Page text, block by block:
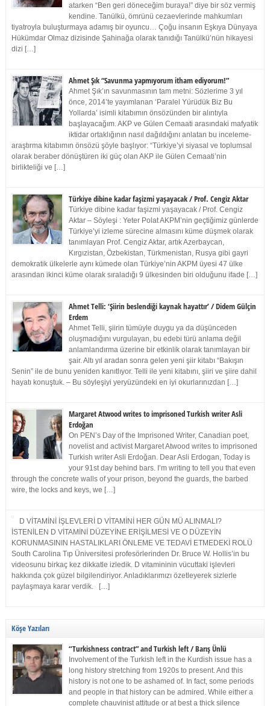
atarken “Ben geri döneceğim buraya!” diye bir söz vermiş
kendine. Tanülkü, ömrünü cezaevlerinde mahkumları
tiyatroyla buluşturmaya adamış bir oyuncu… Çoğu insanın Eşkıya Dünyaya
Hükümdar Olmaz dizisinde Şahinağa olarak tanıdığı Tanülkü’nün hikayesi
dizi […]
Ahmet Şık “Savunma yapmıyorum itham ediyorum!”
Ahmet Şık’ın savunmasının tam metni: Sözlerime 3 yıl
önce, 2014’te yayımlanan ‘Paralel Yürüdük Biz Bu
Yollarda’ isimli kitabımın önsözünden bir alıntıyla
başlayacağım. AKP ve Gülen Cemaati arasındaki mafyatik
iktidar ortaklığının nasıl dağıldığını anlatan bu inceleme-
araştırma kitabımın önsözü şöyle başlıyor: “Türkiye’yi siyasal ve toplumsal
olarak beraber dönüştüren iki güç olan AKP ile Gülen Cemaati’nin
birlikteliği ve […]
Türkiye dibine kadar faşizmi yaşayacak / Prof. Cengiz Aktar
Türkiye dibine kadar faşizmi yaşayacak / Prof. Cengiz
Aktar – Söyleşi : Yeter Polat AKPM’nin geçtiğimiz günlerde
Türkiye’yi izleme sürecine almasını küme düşmek olarak
tanımlayan Prof. Cengiz Aktar, artık Azerbaycan,
Kırgızistan, Özbekistan, Türkmenistan, Rusya gibi gayri
demokratik ülkelerle aynı kümede olan Türkiye’nin AKPM üyesi 47 ülke
arasından ikinci küme olarak sıraladığı 9 ülkesinden biri olduğunu ifade […]
Ahmet Telli: ‘Şiirin beslendiği kaynak hayattır’ / Didem Gülçin
Erdem
Ahmet Telli, şiirin tümüyle duygu ya da düşünceden
oluşmadığını vurgulayan, bu edebi türü anlama değil
anlamlandırma üzerine bir etkinlik olarak tanımlayan bir
şair. Altı yıl aradan sonra gelen yeni şiir kitabı “Bakışın
Senin” ile de bunu yeniden kanıtlıyor. Telli ile yeni kitabını, şiiri ve şiire dahil
hayatı konuştuk. – Bu söyleşiyi yeryüzündeki en iyi okurlarınızdan […]
Margaret Atwood writes to imprisoned Turkish writer Asli
Erdoğan
On PEN’s Day of the Imprisoned Writer, Canadian poet,
novelist and activist Margaret Atwood writes to imprisoned
Turkish writer Asli Erdoğan. Dear Asli Erdogan, Today is
your 91st day behind bars. I’m writing to tell you that even
through the concrete walls of your prison, beyond the guards, the barbed
wire, the locks and keys, we […]
D VİTAMİNİ İŞLEVLERİ D VİTAMİNİ HER GÜN MÜ ALINMALI?
İSTENİLEN D VİTAMİNİ DÜZEYİNE ERİŞİLMESİ VE O DÜZEYİN
KORUNMASININ HASTALIKLARI ÖNLEME VE TEDAVİ ETMEDEKİ ROLÜ
South Carolina Tıp Üniversitesi profesörlerinden Dr. Bruce W. Hollis’in bu
videosunu birkaç kez dikkatle izledik. D vitamininin vücuttaki işlevleri
hakkında çok güzel bilgilendiriyor. Anladıklarımızı özetleyerek sizlerle
paylaşmaya karar verdik. […]
Köşe Yazıları
“Turkishness contract” and Turkish left / Barış Ünlü
Involvement of the Turkish left in the Kurdish issue has a
long history stretching from 1920s to present. And this
history is not one to be ashamed of. In fact, some periods
and people in that history can be admired. While either a
complete chauvinist attitude or at best a thick silence